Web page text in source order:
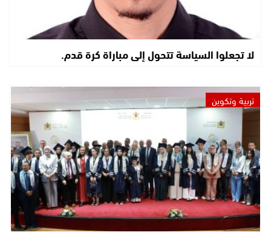
لا تجعلوا السياسة تتحول إلى مباراة كرة قدم.
تربية وتكوين